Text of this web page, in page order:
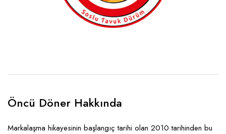
Öncü Döner Hakkında
Markalaşma hikayesinin başlangıç tarihi olan 2010 tarihinden bu